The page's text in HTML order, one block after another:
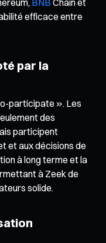
efficace entre
par la
participate ». Les
des
participent
et aux décisions de
à long terme et la
à Zeek de
solide.